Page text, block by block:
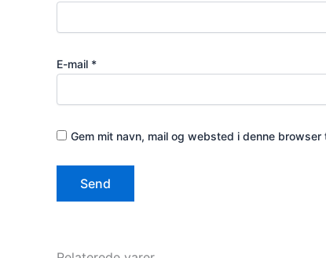
E-mail *
Gem mit navn, mail og websted i denne